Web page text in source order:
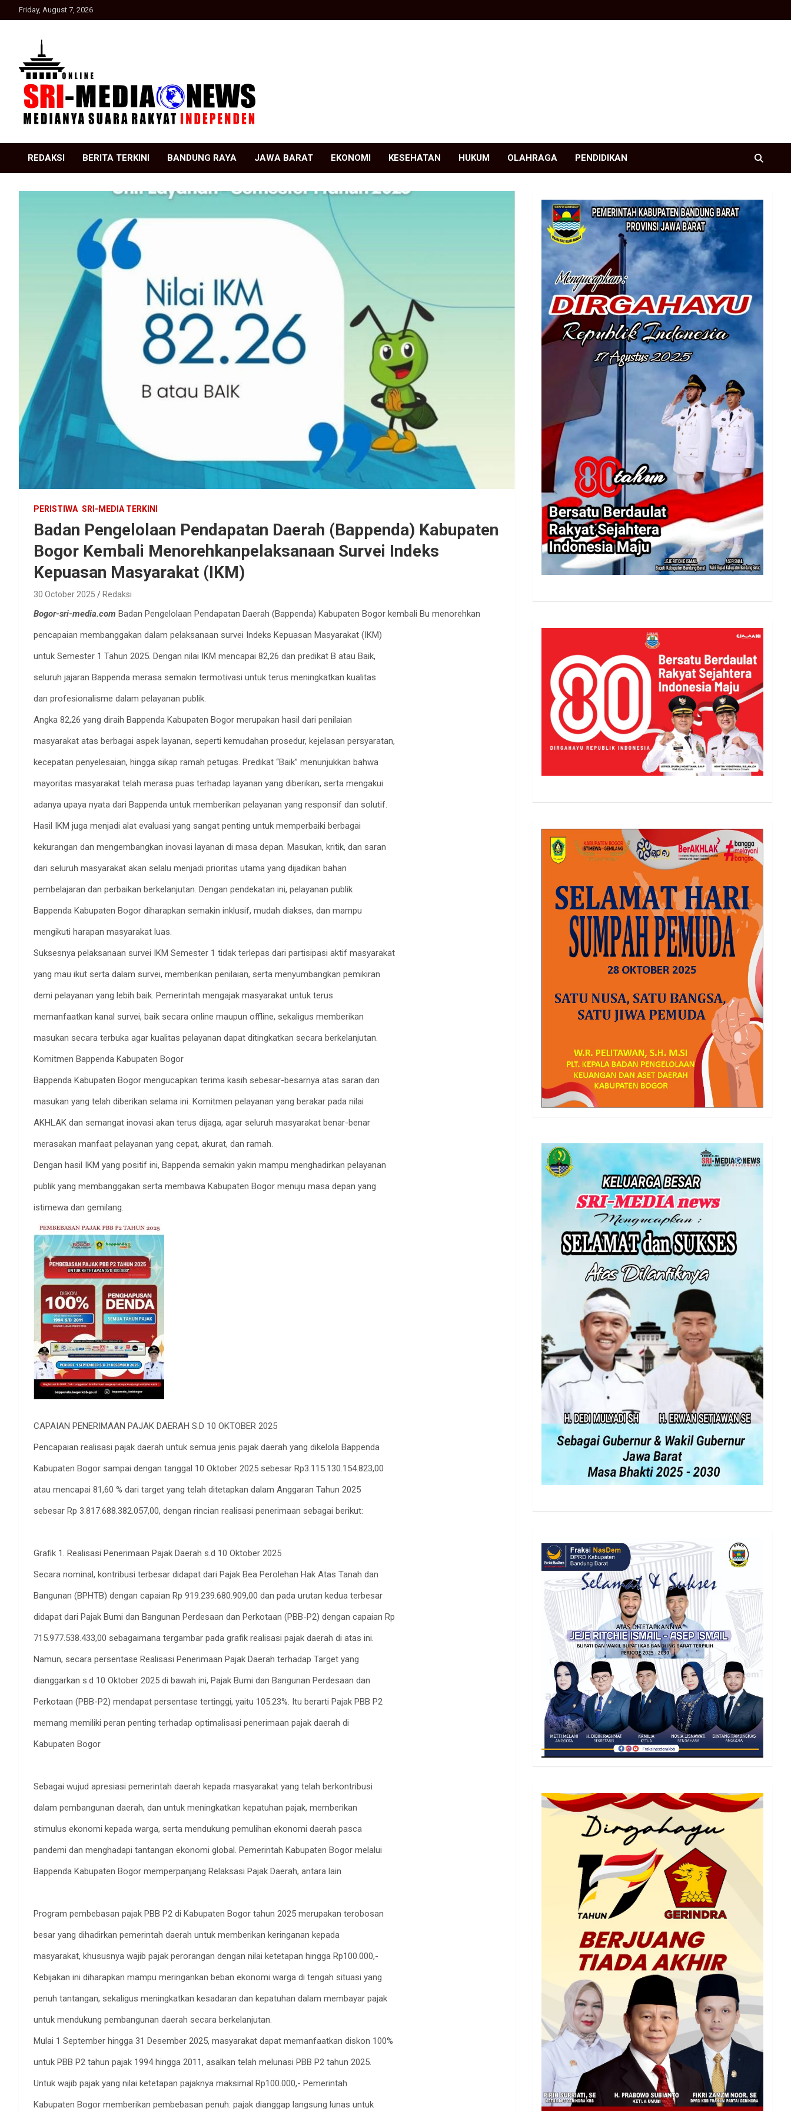
to
Friday, August 7, 2026
SRI Media news
REDAKSI BERITA TERKINI BANDUNG RAYA JAWA BARAT EKONOMI KESEHATAN HUKUM OLAHRAGA PENDIDIKAN
PERISTIWA SRI-MEDIA TERKINI
Badan Pengelolaan Pendapatan Daerah (Bappenda) Kabupaten
Bogor Kembali Menorehkanpelaksanaan Survei Indeks
Kepuasan Masyarakat (IKM)
30 October 2025 Redaksi
Bogor-sri-media.com Badan Pengelolaan Pendapatan Daerah (Bappenda) Kabupaten Bogor kembali Bu menorehkan
pencapaian membanggakan dalam pelaksanaan survei Indeks Kepuasan Masyarakat (IKM)
untuk Semester 1 Tahun 2025. Dengan nilai IKM mencapai 82,26 dan predikat B atau Baik,
seluruh jajaran Bappenda merasa semakin termotivasi untuk terus meningkatkan kualitas
dan profesionalisme dalam pelayanan publik.
Angka 82,26 yang diraih Bappenda Kabupaten Bogor merupakan hasil dari penilaian
masyarakat atas berbagai aspek layanan, seperti kemudahan prosedur, kejelasan persyaratan,
kecepatan penyelesaian, hingga sikap ramah petugas. Predikat “Baik” menunjukkan bahwa
mayoritas masyarakat telah merasa puas terhadap layanan yang diberikan, serta mengakui
adanya upaya nyata dari Bappenda untuk memberikan pelayanan yang responsif dan solutif.
Hasil IKM juga menjadi alat evaluasi yang sangat penting untuk memperbaiki berbagai
kekurangan dan mengembangkan inovasi layanan di masa depan. Masukan, kritik, dan saran
dari seluruh masyarakat akan selalu menjadi prioritas utama yang dijadikan bahan
pembelajaran dan perbaikan berkelanjutan. Dengan pendekatan ini, pelayanan publik
Bappenda Kabupaten Bogor diharapkan semakin inklusif, mudah diakses, dan mampu
mengikuti harapan masyarakat luas.
Suksesnya pelaksanaan survei IKM Semester 1 tidak terlepas dari partisipasi aktif masyarakat
yang mau ikut serta dalam survei, memberikan penilaian, serta menyumbangkan pemikiran
demi pelayanan yang lebih baik. Pemerintah mengajak masyarakat untuk terus
memanfaatkan kanal survei, baik secara online maupun offline, sekaligus memberikan
masukan secara terbuka agar kualitas pelayanan dapat ditingkatkan secara berkelanjutan.
Komitmen Bappenda Kabupaten Bogor
Bappenda Kabupaten Bogor mengucapkan terima kasih sebesar-besarnya atas saran dan
masukan yang telah diberikan selama ini. Komitmen pelayanan yang berakar pada nilai
AKHLAK dan semangat inovasi akan terus dijaga, agar seluruh masyarakat benar-benar
merasakan manfaat pelayanan yang cepat, akurat, dan ramah.
Dengan hasil IKM yang positif ini, Bappenda semakin yakin mampu menghadirkan pelayanan
publik yang membanggakan serta membawa Kabupaten Bogor menuju masa depan yang
istimewa dan gemilang.
CAPAIAN PENERIMAAN PAJAK DAERAH S.D 10 OKTOBER 2025
Pencapaian realisasi pajak daerah untuk semua jenis pajak daerah yang dikelola Bappenda
Kabupaten Bogor sampai dengan tanggal 10 Oktober 2025 sebesar Rp3.115.130.154.823,00
atau mencapai 81,60 % dari target yang telah ditetapkan dalam Anggaran Tahun 2025
sebesar Rp 3.817.688.382.057,00, dengan rincian realisasi penerimaan sebagai berikut:
Grafik 1. Realisasi Penerimaan Pajak Daerah s.d 10 Oktober 2025
Secara nominal, kontribusi terbesar didapat dari Pajak Bea Perolehan Hak Atas Tanah dan
Bangunan (BPHTB) dengan capaian Rp 919.239.680.909,00 dan pada urutan kedua terbesar
didapat dari Pajak Bumi dan Bangunan Perdesaan dan Perkotaan (PBB-P2) dengan capaian Rp
715.977.538.433,00 sebagaimana tergambar pada grafik realisasi pajak daerah di atas ini.
Namun, secara persentase Realisasi Penerimaan Pajak Daerah terhadap Target yang
dianggarkan s.d 10 Oktober 2025 di bawah ini, Pajak Bumi dan Bangunan Perdesaan dan
Perkotaan (PBB-P2) mendapat persentase tertinggi, yaitu 105.23%. Itu berarti Pajak PBB P2
memang memiliki peran penting terhadap optimalisasi penerimaan pajak daerah di
Kabupaten Bogor
Sebagai wujud apresiasi pemerintah daerah kepada masyarakat yang telah berkontribusi
dalam pembangunan daerah, dan untuk meningkatkan kepatuhan pajak, memberikan
stimulus ekonomi kepada warga, serta mendukung pemulihan ekonomi daerah pasca
pandemi dan menghadapi tantangan ekonomi global. Pemerintah Kabupaten Bogor melalui
Bappenda Kabupaten Bogor memperpanjang Relaksasi Pajak Daerah, antara lain
Program pembebasan pajak PBB P2 di Kabupaten Bogor tahun 2025 merupakan terobosan
besar yang dihadirkan pemerintah daerah untuk memberikan keringanan kepada
masyarakat, khususnya wajib pajak perorangan dengan nilai ketetapan hingga Rp100.000,-
Kebijakan ini diharapkan mampu meringankan beban ekonomi warga di tengah situasi yang
penuh tantangan, sekaligus meningkatkan kesadaran dan kepatuhan dalam membayar pajak
untuk mendukung pembangunan daerah secara berkelanjutan.
Mulai 1 September hingga 31 Desember 2025, masyarakat dapat memanfaatkan diskon 100%
untuk PBB P2 tahun pajak 1994 hingga 2011, asalkan telah melunasi PBB P2 tahun 2025.
Untuk wajib pajak yang nilai ketetapan pajaknya maksimal Rp100.000,- Pemerintah
Kabupaten Bogor memberikan pembebasan penuh: pajak dianggap langsung lunas untuk